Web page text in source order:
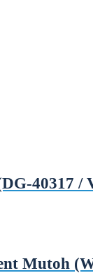
40317 /
Mutoh